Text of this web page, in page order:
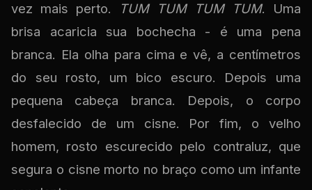
vez mais perto.
TUM TUM TUM TUM. Uma
brisa acaricia sua bochecha - é uma pena
branca. Ela olha para cima e vê, a centímetros
do seu rosto, um bico escuro. Depois uma
pequena cabeça branca. Depois, o corpo
desfalecido de um cisne. Por fim, o velho
homem, rosto escurecido pelo contraluz, que
segura o cisne morto no braço como um infante